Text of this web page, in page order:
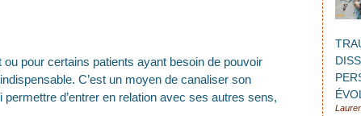
pour certains patients ayant besoin de pouvoir
C’est un moyen de canaliser son
d’entrer en relation avec ses autres sens,